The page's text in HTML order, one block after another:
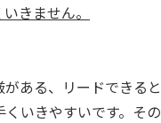
きません。
ある、リードできると
いきやすいです。その